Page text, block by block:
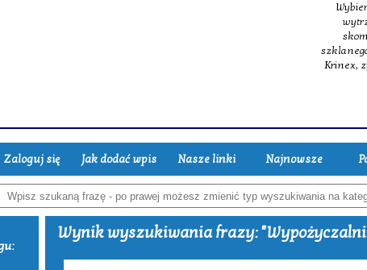
Wybieramy wszechstronność,
wytrzymałe włókno
skomplikowanych struktur
szklanego oraz specjalna żywica
Krinex, zyskujesz wstęp do
Wyświetleń: 196
Zaloguj się Jak dodać wpis Nasze linki Najnowsze
Wynik wyszukiwania frazy: